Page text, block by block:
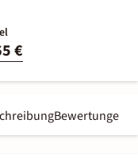
€
Bewertungen